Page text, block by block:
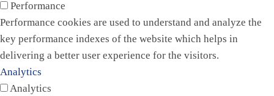
Performance
Performance cookies are used to understand and analyze the
key performance indexes of the website which helps in
delivering a better user experience for the visitors.
Analytics
Analytics